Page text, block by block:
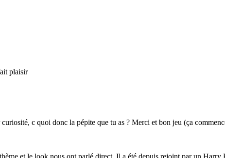
plaisir
c quoi donc la pépite que tu as ? Merci et bon jeu (ça
et le look nous ont parlé direct. Il a été depuis rejoint par un Harry